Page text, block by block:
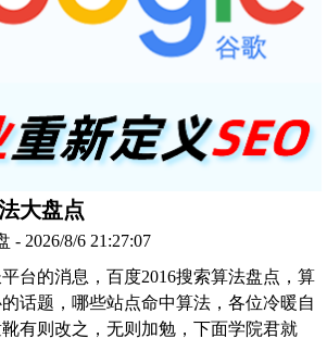
大盘点
- 2026/8/6 21:27:07
台的消息，百度2016搜索算法盘点，算
话题，哪些站点命中算法，各位冷暖自
有则改之，无则加勉，下面学院君就